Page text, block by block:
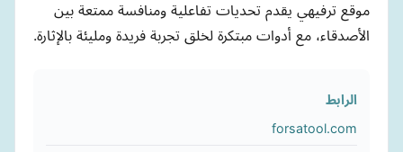
موقع ترفيهي يقدم تحديات تفاعلية ومنافسة ممتعة بين
الأصدقاء، مع أدوات مبتكرة لخلق تجربة فريدة ومليئة بالإثارة.
الرابط
forsatool.com